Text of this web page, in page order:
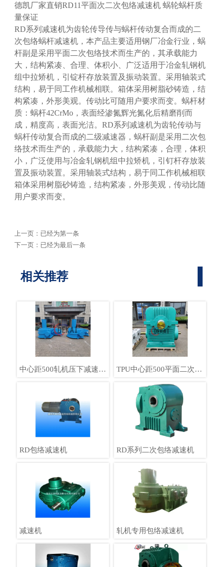
德凯厂家直销RD11平面次二次包络减速机 蜗轮蜗杆质
量保证
RD系列减速机为齿轮传导传与蜗杆传动复合而成的二
次包络蜗杆减速机，本产品主要适用钢厂冶金行业，蜗
杆副是采用平面二次包络技术而生产的，其承载能力
大，结构紧凑、合理、体积小、广泛适用于冶金轧钢机
组中拉矫机，引锭杆存放装置及振动装置。采用轴装式
结构，易于同工作机械相联。箱体采用树脂砂铸造，结
构紧凑，外形美观。传动比可随用户要求而变。蜗杆材
质：蜗杆42CrMo，表面经渗氮辉光氮化后精磨削而
成，精度高，表面光洁。RD系列减速机为齿轮传动与
蜗杆传动复合而成的二级减速器，蜗杆副是采用二次包
络技术而生产的，承载能力大，结构紧凑，合理，体积
小，广泛使用与冶金轧钢机组中拉矫机，引钉杆存放装
置及振动装置。采用轴装式结构，易于同工作机械相联
箱体采用树脂砂铸造，结构紧凑，外形美观，传动比随
用户要求而变。
上一页：已经为第一条
下一页：已经为最后一条
相关推荐
中心距500轧机压下减速机
TPU中心距500平面二次包
RD包络减速机 RD系列二次包络减速机
减速机 轧机专用包络减速机